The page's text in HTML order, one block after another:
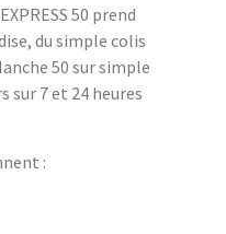
50 prend
du simple colis
50 sur simple
sur 7 et 24 heures
: